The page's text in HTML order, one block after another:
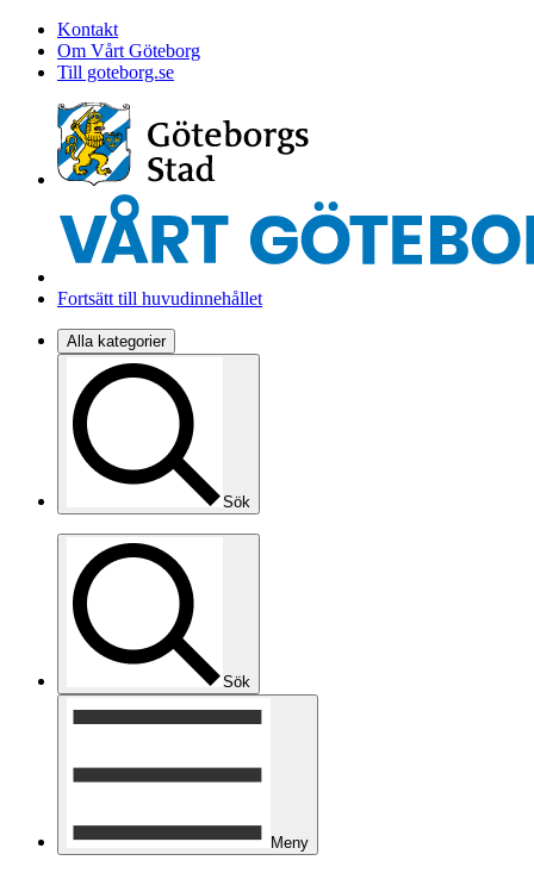
Kontakt
Om Vårt Göteborg
Till goteborg.se
Fortsätt till huvudinnehållet
Alla kategorier
Sök
Sök
Meny